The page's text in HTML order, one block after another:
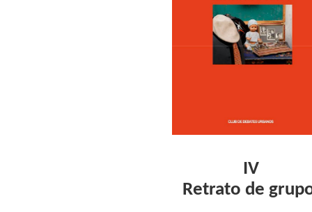
IV
Retrato de